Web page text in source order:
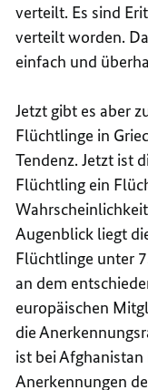
verteilt. Es sind
verteilt worden.
einfach und
Jetzt gibt es aber
Flüchtlinge in
Tendenz. Jetzt ist
Flüchtling ein
Augenblick liegt
Flüchtlinge unter
an dem
europäischen
die
ist bei
Anerkennungen